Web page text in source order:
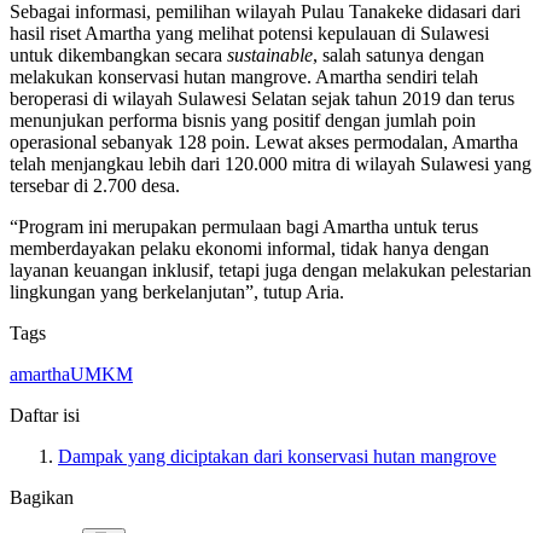
Sebagai informasi, pemilihan wilayah Pulau Tanakeke didasari dari
hasil riset Amartha yang melihat potensi kepulauan di Sulawesi
untuk dikembangkan secara sustainable, salah satunya dengan
melakukan konservasi hutan mangrove. Amartha sendiri telah
beroperasi di wilayah Sulawesi Selatan sejak tahun 2019 dan terus
menunjukan performa bisnis yang positif dengan jumlah poin
operasional sebanyak 128 poin. Lewat akses permodalan, Amartha
telah menjangkau lebih dari 120.000 mitra di wilayah Sulawesi yang
tersebar di 2.700 desa.
“Program ini merupakan permulaan bagi Amartha untuk terus
memberdayakan pelaku ekonomi informal, tidak hanya dengan
layanan keuangan inklusif, tetapi juga dengan melakukan pelestarian
lingkungan yang berkelanjutan”, tutup Aria.
Tags
amarthaUMKM
Daftar isi
Dampak yang diciptakan dari konservasi hutan mangrove
Bagikan